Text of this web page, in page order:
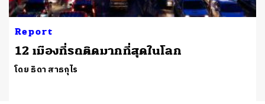
Report
12 เมืองที่รถติดมากที่สุดในโลก
โดย ธิดา สาธกุไร